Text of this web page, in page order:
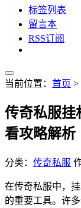
标签列表
留言本
RSS订阅
当前位置： 首页 >
传奇私服挂
看攻略解析
分类： 传奇私服
在传奇私服中，
的重要工具。许